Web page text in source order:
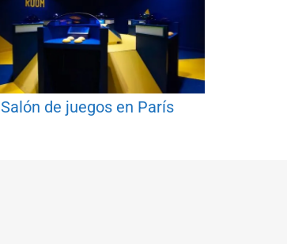
Salón de juegos en París